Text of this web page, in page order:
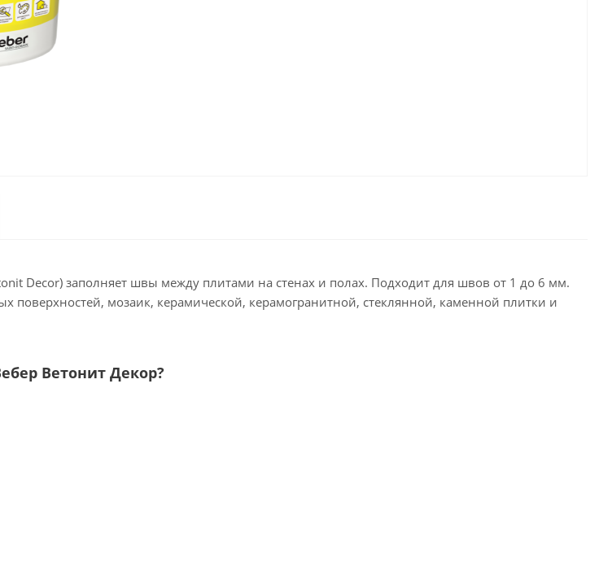
Decor) заполняет швы между плитами на стенах и полах. Подходит для швов от 1 до 6 мм.
поверхностей, мозаик, керамической, керамогранитной, стеклянной, каменной плитки и
Ветонит Декор?